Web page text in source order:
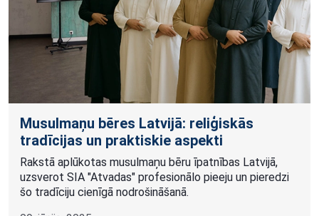
Musulmaņu bēres Latvijā: reliģiskās
tradīcijas un praktiskie aspekti
Rakstā aplūkotas musulmaņu bēru īpatnības Latvijā,
uzsverot SIA "Atvadas" profesionālo pieeju un pieredzi
šo tradīciju cienīgā nodrošināšanā.